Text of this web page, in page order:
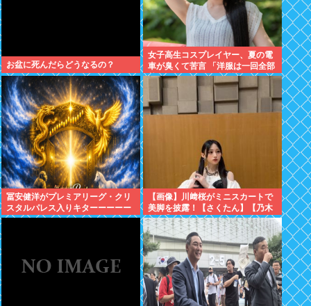
お盆に死んだらどうなるの？
女子高生コスプレイヤー、夏の電
車が臭くて苦言 「洋服は一回全部
熱湯につけよう！洗濯機はキッチ
ンハイター薄めた水で一回まわそ
う！」
冨安健洋がプレミアリーグ・クリ
スタルパレス入りキターーーーー
ー！
【画像】川﨑桜がミニスカートで
美脚を披露！【さくたん】【乃木
坂46】